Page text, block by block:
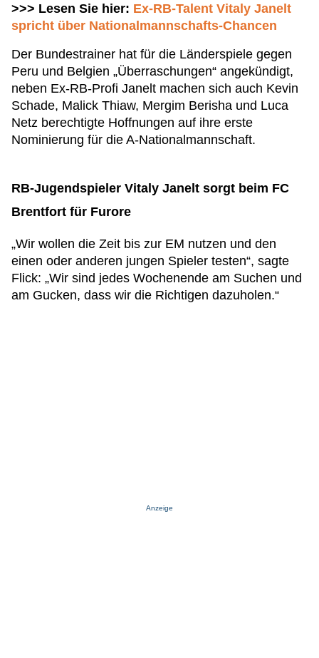
>>> Lesen Sie hier: Ex-RB-Talent Vitaly Janelt
spricht über Nationalmannschafts-Chancen
Der Bundestrainer hat für die Länderspiele gegen
Peru und Belgien „Überraschungen“ angekündigt,
neben Ex-RB-Profi Janelt machen sich auch Kevin
Schade, Malick Thiaw, Mergim Berisha und Luca
Netz berechtigte Hoffnungen auf ihre erste
Nominierung für die A-Nationalmannschaft.
RB-Jugendspieler Vitaly Janelt sorgt beim FC
Brentfort für Furore
„Wir wollen die Zeit bis zur EM nutzen und den
einen oder anderen jungen Spieler testen“, sagte
Flick: „Wir sind jedes Wochenende am Suchen und
am Gucken, dass wir die Richtigen dazuholen.“
Anzeige